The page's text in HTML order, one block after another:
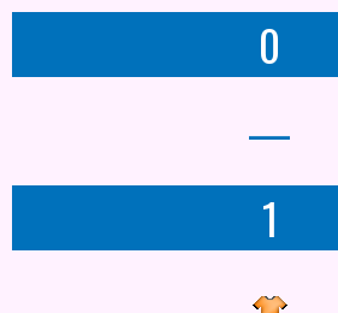
0
—
1